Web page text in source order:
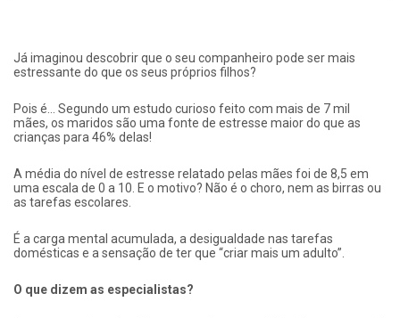
Já imaginou descobrir que o seu companheiro pode ser mais
estressante do que os seus próprios filhos?
Pois é… Segundo um estudo curioso feito com mais de 7 mil
mães, os maridos são uma fonte de estresse maior do que as
crianças para 46% delas!
A média do nível de estresse relatado pelas mães foi de 8,5 em
uma escala de 0 a 10. E o motivo? Não é o choro, nem as birras ou
as tarefas escolares.
É a carga mental acumulada, a desigualdade nas tarefas
domésticas e a sensação de ter que “criar mais um adulto”.
O que dizem as especialistas?